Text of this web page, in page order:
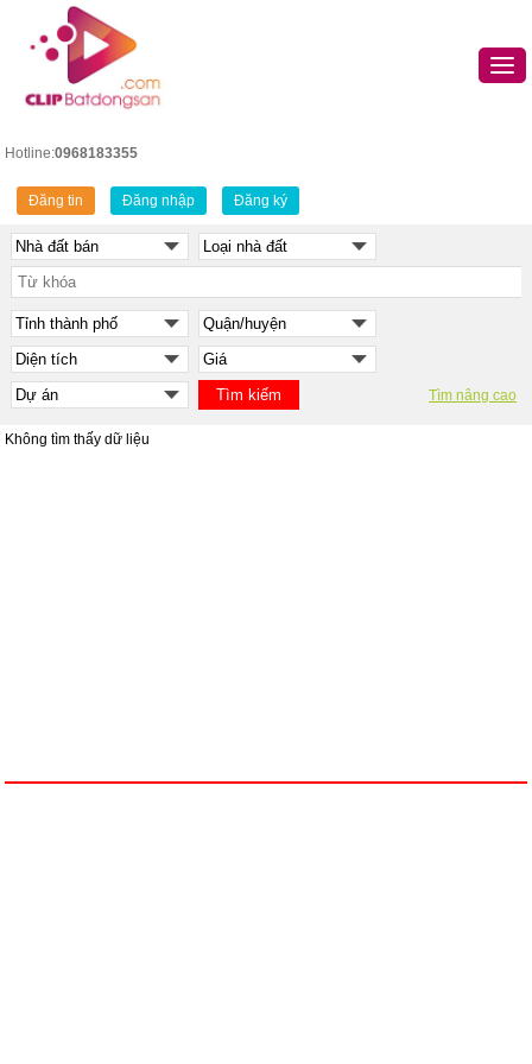
Hotline:0968183355
Đăng tin Đăng nhập Đăng ký
Tìm nâng cao
Không tìm thấy dữ liệu